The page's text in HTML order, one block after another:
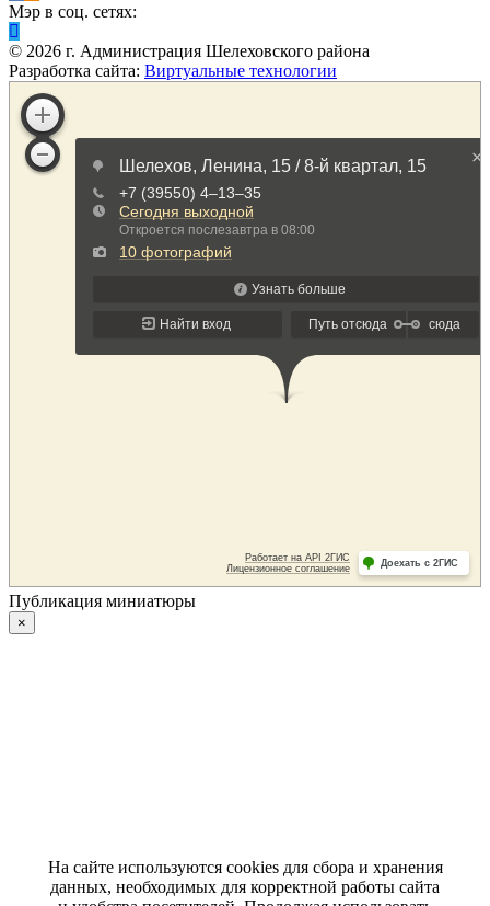
Мэр в соц. сетях:
© 2026 г. Администрация Шелеховского района
Разработка сайта: Виртуальные технологии
Публикация миниатюры
×
На сайте используются cookies для сбора и хранения
данных, необходимых для корректной работы сайта